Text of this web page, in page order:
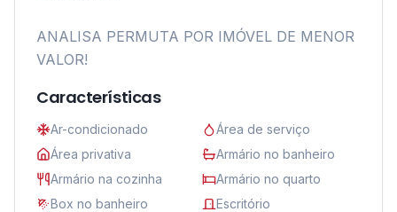
ANALISA PERMUTA POR IMÓVEL DE MENOR
VALOR!
Características
Ar-condicionado
Área de serviço
Área privativa
Armário no banheiro
Armário na cozinha
Armário no quarto
Box no banheiro
Escritório